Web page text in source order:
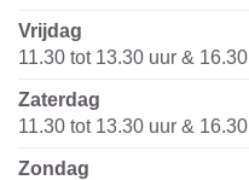
vrijdag
11.30 tot 13.30 uur & 16.30
zaterdag
11.30 tot 13.30 uur & 16.30
zondag